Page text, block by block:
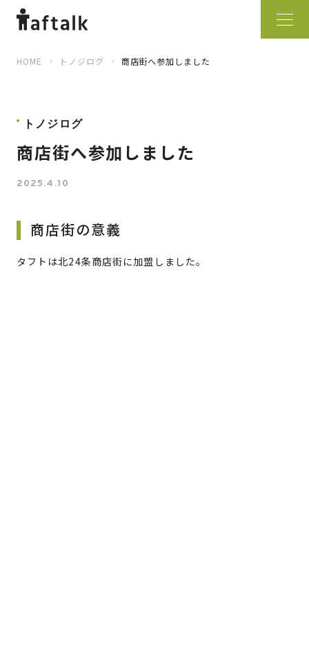
HOME トノジログ 商店街へ参加しました
トノジログ
商店街へ参加しました
2025.4.10
商店街の意義
タフトは北24条商店街に加盟しました。